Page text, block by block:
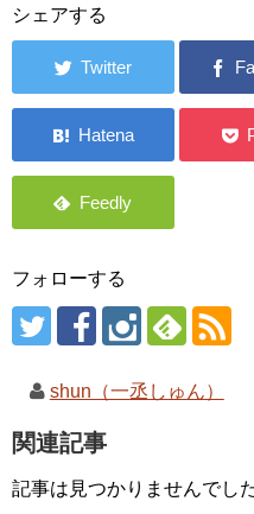
シェアする
フォローする
shun（一丞しゅん）
関連記事
記事は見つかりませんでした